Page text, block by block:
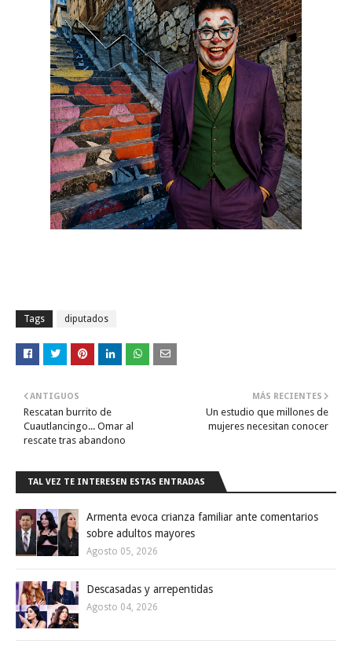
Tags diputados
MÁS RECIENTES
Un estudio que millones de
mujeres necesitan conocer
ANTIGUOS
Rescatan burrito de
Cuautlancingo... Omar al
rescate tras abandono
TAL VEZ TE INTERESEN ESTAS ENTRADAS
Armenta evoca crianza familiar ante comentarios
sobre adultos mayores
Agosto 05, 2026
Descasadas y arrepentidas
Agosto 04, 2026